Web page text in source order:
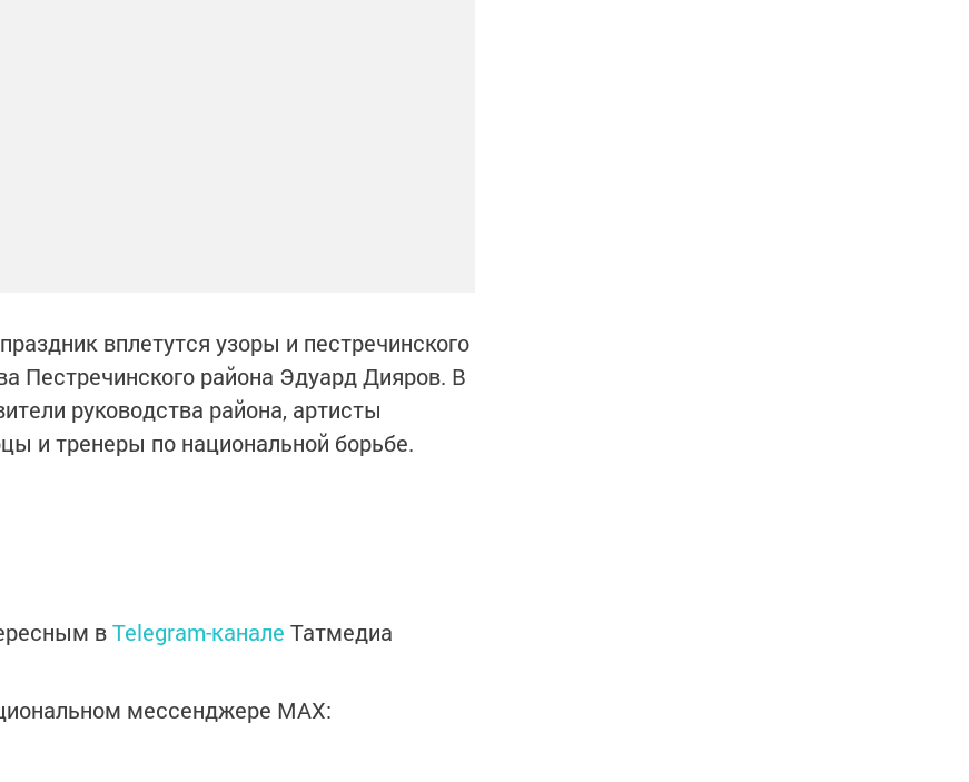
вплетутся узоры и пестречинского
Пестречинского района Эдуард Дияров. В
руководства района, артисты
и тренеры по национальной борьбе.
вTelegram-канале Татмедиа
мессенджере MАХ: